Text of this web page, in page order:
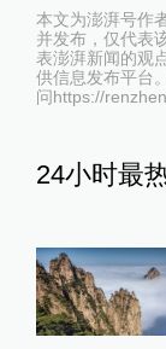
本文为澎湃号作
并发布，仅代表
表澎湃新闻的观
供信息发布平台
问https://
24小时最